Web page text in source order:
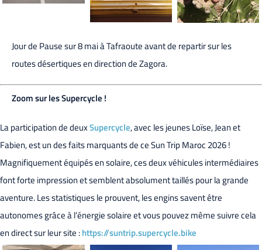
Jour de Pause sur 8 mai à Tafraoute avant de repartir sur les
routes désertiques en direction de Zagora.
Zoom sur les Supercycle !
La participation de deuxSupercycle, avec les jeunes Loïse, Jean et
Fabien, est un des faits marquants de ce Sun Trip Maroc 2026 !
Magnifiquement équipés en solaire, ces deux véhicules intermédiaires
font forte impression et semblent absolument taillés pour la grande
aventure. Les statistiques le prouvent, les engins savent être
autonomes grâce à l’énergie solaire et vous pouvez même suivre cela
en direct sur leur site :https://suntrip.supercycle.bike